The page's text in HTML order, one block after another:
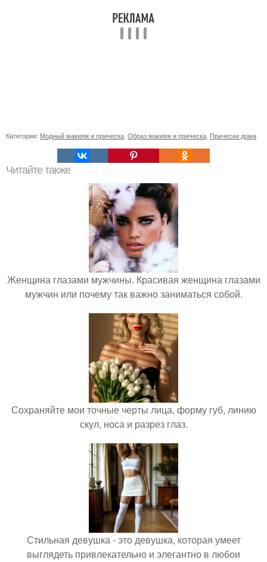
Категории: Модный макияж и прическа Образ макияж и прическа Прически дома
Читайте также
Женщина глазами мужчины. Красивая женщина глазами
мужчин или почему так важно заниматься собой.
Сохраняйте мои точные черты лица, форму губ, линию
скул, носа и разрез глаз.
Стильная девушка - это девушка, которая умеет
выглядеть привлекательно и элегантно в любои